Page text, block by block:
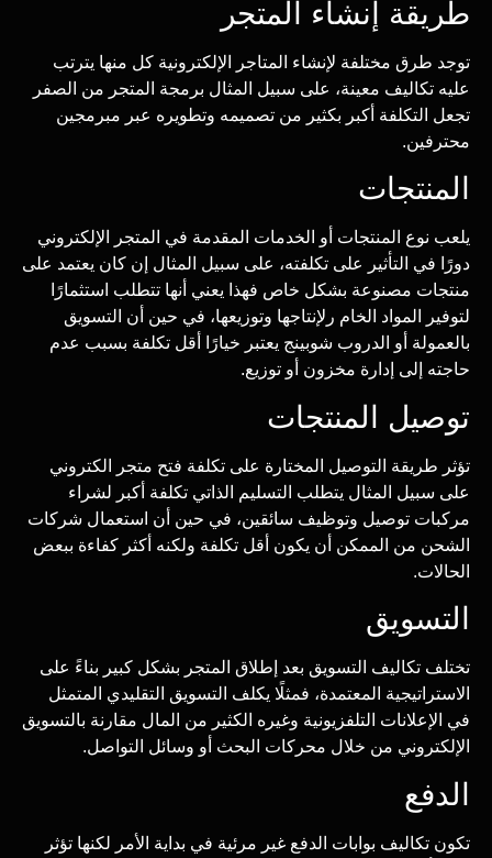
طريقة إنشاء المتجر
توجد طرق مختلفة لإنشاء المتاجر الإلكترونية كل منها يترتب
عليه تكاليف معينة، على سبيل المثال برمجة المتجر من الصفر
تجعل التكلفة أكبر بكثير من تصميمه وتطويره عبر مبرمجين
محترفين.
المنتجات
يلعب نوع المنتجات أو الخدمات المقدمة في المتجر الإلكتروني
دورًا في التأثير على تكلفته، على سبيل المثال إن كان يعتمد على
منتجات مصنوعة بشكل خاص فهذا يعني أنها تتطلب استثمارًا
لتوفير المواد الخام رلإنتاجها وتوزيعها، في حين أن التسويق
بالعمولة أو الدروب شوبينج يعتبر خيارًا أقل تكلفة بسبب عدم
حاجته إلى إدارة مخزون أو توزيع.
توصيل المنتجات
تؤثر طريقة التوصيل المختارة على تكلفة فتح متجر الكتروني
على سبيل المثال يتطلب التسليم الذاتي تكلفة أكبر لشراء
مركبات توصيل وتوظيف سائقين، في حين أن استعمال شركات
الشحن من الممكن أن يكون أقل تكلفة ولكنه أكثر كفاءة ببعض
الحالات.
التسويق
تختلف تكاليف التسويق بعد إطلاق المتجر بشكل كبير بناءً على
الاستراتيجية المعتمدة، فمثلًا يكلف التسويق التقليدي المتمثل
في الإعلانات التلفزيونية وغيره الكثير من المال مقارنة بالتسويق
الإلكتروني من خلال محركات البحث أو وسائل التواصل.
الدفع
تكون تكاليف بوابات الدفع غير مرئية في بداية الأمر لكنها تؤثر